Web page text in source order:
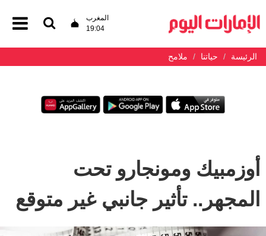
المغرب
19:04
الرئيسة حياتنا ملامح
أوزمبيك ومونجارو تحت
المجهر.. تأثير جانبي غير متوقع